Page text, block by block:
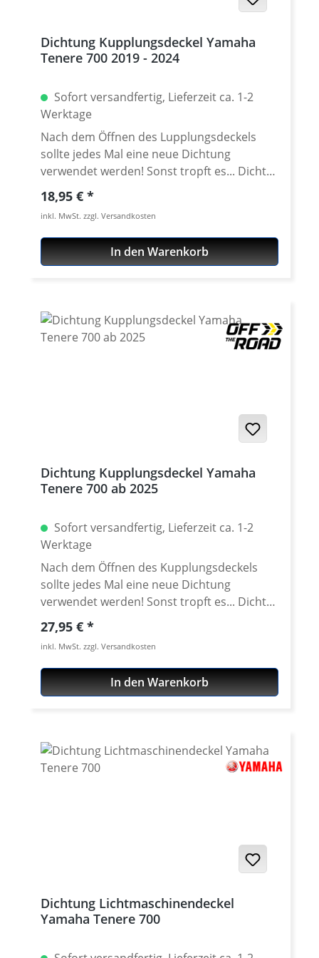
Dichtung Kupplungsdeckel Yamaha
Tenere 700 2019 - 2024
Sofort versandfertig, Lieferzeit ca. 1-2
Werktage
Nach dem Öffnen des Lupplungsdeckels
sollte jedes Mal eine neue Dichtung
verwendet werden! Sonst tropft es... Dichtet
das Kurbelgehäuse zum Motor Seitendeckel
ab. Erstausrüster Qualität! Wasserstrahl-
geschnittene Qualitätsdichtung. Passend
für alle: Yamaha Tenere 700 2019 - 2024
Yamaha Tenere 700 Rally Edition 2020 - 2024
Yamaha Tenere 700 World Raid 2022 - 2024
Yamaha Tenere 700 World Rally 2023 - 2024
Regulärer Preis:
18,95 €
inkl. MwSt. zzgl. Versandkosten
In den Warenkorb
Dichtung Kupplungsdeckel Yamaha
Tenere 700 ab 2025
Sofort versandfertig, Lieferzeit ca. 1-2
Werktage
Nach dem Öffnen des Kupplungsdeckels
sollte jedes Mal eine neue Dichtung
verwendet werden! Sonst tropft es... Dichtet
das Kurbelgehäuse zum Motor Seitendeckel
ab. Erstausrüster Qualität! Wasserstrahl-
geschnittene Qualitätsdichtung. Passend
für alle: Yamaha Tenere 700 ab 2025
Yamaha Tenere 700 Rally ab 2025 Yamaha
Regulärer Preis:
27,95 €
inkl. MwSt. zzgl. Versandkosten
In den Warenkorb
Dichtung Lichtmaschinendeckel
Yamaha Tenere 700